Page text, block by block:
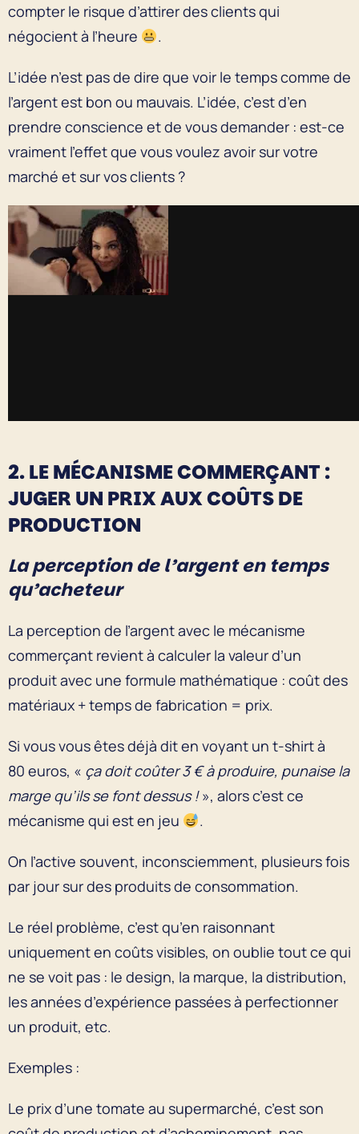
compter le risque d’attirer des clients qui
négocient à l’heure
.
L’idée n’est pas de dire que voir le temps comme de
l’argent est bon ou mauvais. L’idée, c’est d’en
prendre conscience et de vous demander : est-ce
vraiment l’effet que vous voulez avoir sur votre
marché et sur vos clients ?
2. LE MÉCANISME COMMERÇANT :
JUGER UN PRIX AUX COÛTS DE
PRODUCTION
La perception de l’argent en temps
qu’acheteur
La perception de l’argent avec le mécanisme
commerçant revient à calculer la valeur d’un
produit avec une formule mathématique : coût des
matériaux + temps de fabrication = prix.
Si vous vous êtes déjà dit en voyant un t-shirt à
80 euros, « ça doit coûter 3 € à produire, punaise la
marge qu’ils se font dessus !», alors c’est ce
mécanisme qui est en jeu
.
On l’active souvent, inconsciemment, plusieurs fois
par jour sur des produits de consommation.
Le réel problème, c’est qu’en raisonnant
uniquement en coûts visibles, on oublie tout ce qui
ne se voit pas : le design, la marque, la distribution,
les années d’expérience passées à perfectionner
un produit, etc.
Exemples :
Le prix d’une tomate au supermarché, c’est son